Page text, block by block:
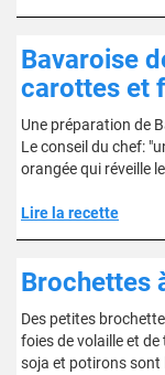
Bavaroise
carottes et
Une préparation de
Le conseil du chef:
orangée qui réveille
Lire la recette
Brochettes
Des petites
foies de volaille et
soja et potirons sont